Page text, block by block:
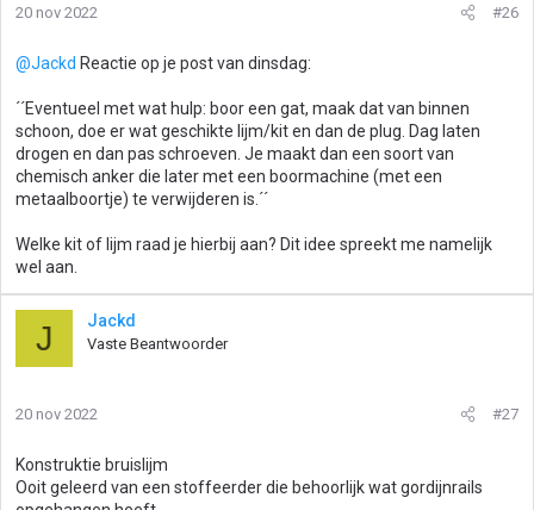
20 nov 2022 #26
@Jackd Reactie op je post van dinsdag:
´´Eventueel met wat hulp: boor een gat, maak dat van binnen
schoon, doe er wat geschikte lijm/kit en dan de plug. Dag laten
drogen en dan pas schroeven. Je maakt dan een soort van
chemisch anker die later met een boormachine (met een
metaalboortje) te verwijderen is.´´
Welke kit of lijm raad je hierbij aan? Dit idee spreekt me namelijk
wel aan.
J Jackd
Vaste Beantwoorder
20 nov 2022 #27
Konstruktie bruislijm
Ooit geleerd van een stoffeerder die behoorlijk wat gordijnrails